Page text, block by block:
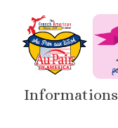
Informations